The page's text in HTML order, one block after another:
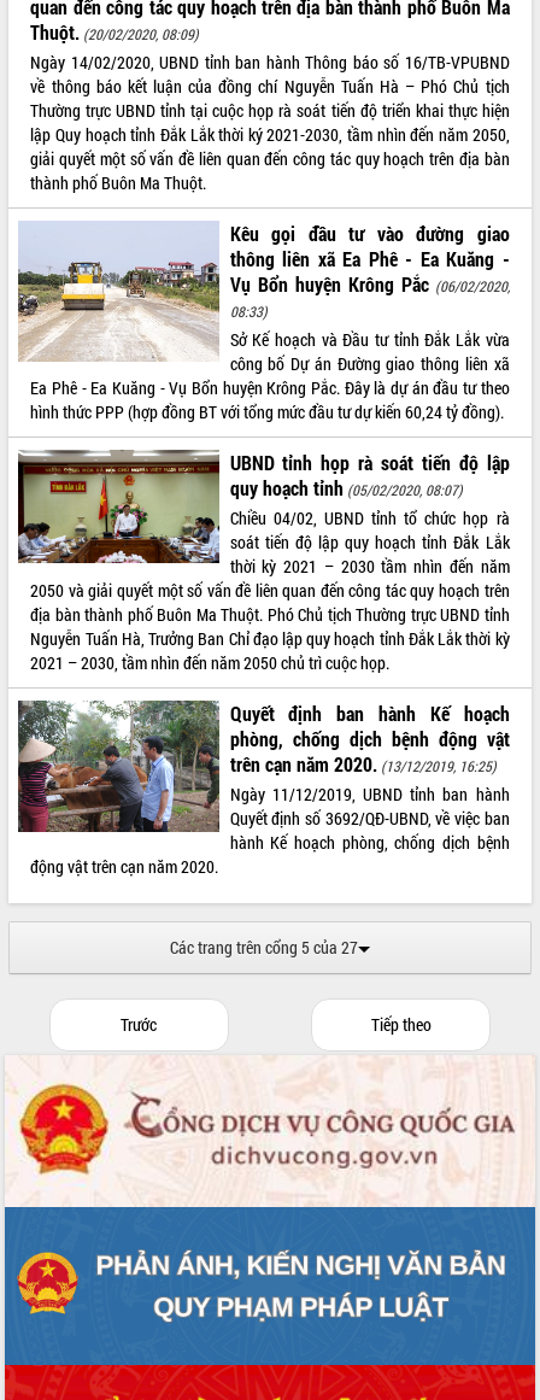
Rà soát, hoàn thiện hệ thống thiết chế
văn hóa, thể thao đáp ứng yêu cầu
phát triển mới
Thường trực HĐND tỉnh Đắk Lắk gặp
mặt Đoàn chuyên gia y tế TP. Hồ Chí
Minh
Lễ truy điệu và an táng hài cốt liệt sĩ
tại Nghĩa trang Liệt sĩ xã Sơn Hòa
Bàn giải pháp tháo gỡ khó khăn trong
xuất khẩu sầu riêng và triển khai quy
định EUDR
Thứ trưởng Bộ Nông nghiệp và Môi
trường Nguyễn Hoàng Hiệp khảo sát
vùng trồng và doanh nghiệp đóng gói
sầu riêng tại Đắk Lắk
Trình diễn nghệ thuật chế biến các
món ăn từ sầu riêng
Đắk Lắk công bố Quy hoạch và xúc
tiến đầu tư tỉnh
Ngành cá ngừ Đắk Lắk chủ động thích
ứng để giữ vững thị trường xuất khẩu
Diễn đàn Kinh tế tư nhân Việt Nam đột
phá cơ chế - Hợp tác công tư
Đề án 06 tạo bước ngoặt đột phá trong
cải cách hành chính tỉnh Đắk Lắk
Kết nối tour, đẩy mạnh chuyển đổi số
để phát triển du lịch Đắk Lắk
Khởi động Dự án Đầu tư xây dựng hạ
tầng kỹ thuật Cụm công nghiệp Tân
Tiến
Gặp mặt các cơ quan báo chí nhân Kỷ
mạng Việt Nam
Đắk Lắk sơ kết 4 năm triển khai thực
Họp báo thông tin về Hội nghị Công bố
Khơi thông điểm nghẽn, đẩy nhanh
HĐND tỉnh thông qua điều chỉnh Quy
hoạch tỉnh thời kỳ 2021-2030
Hội thảo góp ý hồ sơ điều chỉnh quy
hoạch tỉnh Đắk Lắk thời kỳ 2021-2030,
tầm nhìn đến năm 2050
doanh nghiệp nhà nước
Hội nghị triển khai kết nối mạng
truyền số liệu chuyên dùng phục vụ cơ
tay làm sạch môi trường
THỐNG KÊ TRUY CẬP
Hôm nay: 13824
Tất cả:
66126938
quan đến công tác quy hoạch trên địa bàn thành phố Buôn Ma
Thuột. (20/02/2020, 08:09)
Ngày 14/02/2020, UBND tỉnh ban hành Thông báo số 16/TB-VPUBND
về thông báo kết luận của đồng chí Nguyễn Tuấn Hà – Phó Chủ tịch
Thường trực UBND tỉnh tại cuộc họp rà soát tiến độ triển khai thực hiện
lập Quy hoạch tỉnh Đắk Lắk thời ký 2021-2030, tầm nhìn đến năm 2050,
giải quyết một số vấn đề liên quan đến công tác quy hoạch trên địa bàn
thành phố Buôn Ma Thuột.
Kêu gọi đầu tư vào đường giao
thông liên xã Ea Phê - Ea Kuăng -
Vụ Bổn huyện Krông Pắc (06/02/2020,
08:33)
Sở Kế hoạch và Đầu tư tỉnh Đắk Lắk vừa
công bố Dự án Đường giao thông liên xã
Ea Phê - Ea Kuăng - Vụ Bổn huyện Krông Pắc. Đây là dự án đầu tư theo
hình thức PPP (hợp đồng BT với tổng mức đầu tư dự kiến 60,24 tỷ đồng).
UBND tỉnh họp rà soát tiến độ lập
quy hoạch tỉnh (05/02/2020, 08:07)
Chiều 04/02, UBND tỉnh tổ chức họp rà
soát tiến độ lập quy hoạch tỉnh Đắk Lắk
thời kỳ 2021 – 2030 tầm nhìn đến năm
2050 và giải quyết một số vấn đề liên quan đến công tác quy hoạch trên
địa bàn thành phố Buôn Ma Thuột. Phó Chủ tịch Thường trực UBND tỉnh
Nguyễn Tuấn Hà, Trưởng Ban Chỉ đạo lập quy hoạch tỉnh Đắk Lắk thời kỳ
2021 – 2030, tầm nhìn đến năm 2050 chủ trì cuộc họp.
Quyết định ban hành Kế hoạch
phòng, chống dịch bệnh động vật
trên cạn năm 2020. (13/12/2019, 16:25)
Ngày 11/12/2019, UBND tỉnh ban hành
Quyết định số 3692/QĐ-UBND, về việc ban
hành Kế hoạch phòng, chống dịch bệnh
động vật trên cạn năm 2020.
Các trang trên cổng 5 của 27
Trước Tiếp theo